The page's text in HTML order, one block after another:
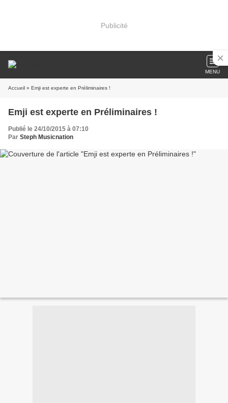
Publicité
MENU
Accueil » Emji est experte en Préliminaires !
Emji est experte en Préliminaires !
Publié le 24/10/2015 à 07:10
Par Steph Musicnation